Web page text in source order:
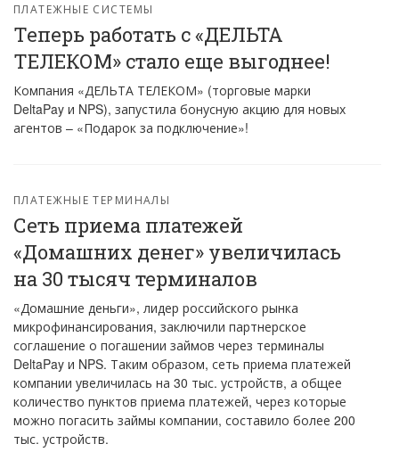
ПЛАТЕЖНЫЕ СИСТЕМЫ
Теперь работать с «ДЕЛЬТА
ТЕЛЕКОМ» стало еще выгоднее!
Компания «ДЕЛЬТА ТЕЛЕКОМ» (торговые марки
DeltaPay и NPS), запустила бонусную акцию для новых
агентов – «Подарок за подключение»!
ПЛАТЕЖНЫЕ ТЕРМИНАЛЫ
Сеть приема платежей
«Домашних денег» увеличилась
на 30 тысяч терминалов
«Домашние деньги», лидер российского рынка
микрофинансирования, заключили партнерское
соглашение о погашении займов через терминалы
DeltaPay и NPS. Таким образом, сеть приема платежей
компании увеличилась на 30 тыс. устройств, а общее
количество пунктов приема платежей, через которые
можно погасить займы компании, составило более 200
тыс. устройств.